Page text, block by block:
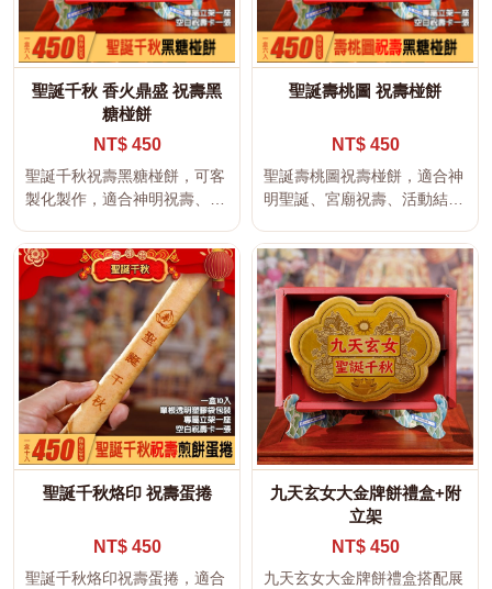
聖誕千秋 香火鼎盛 祝壽黑
糖椪餅
NT$ 450
聖誕千秋祝壽黑糖椪餅，可客
製化製作，適合神明祝壽、宮
使用。...
聖誕壽桃圖 祝壽椪餅
NT$ 450
聖誕壽桃圖祝壽椪餅，適合神
明聖誕、宮廟祝壽、活動結
以特色造...
聖誕千秋烙印 祝壽蛋捲
NT$ 450
聖誕千秋烙印祝壽蛋捲，適合
九天玄女大金牌餅禮盒+附
立架
NT$ 450
九天玄女大金牌餅禮盒搭配展